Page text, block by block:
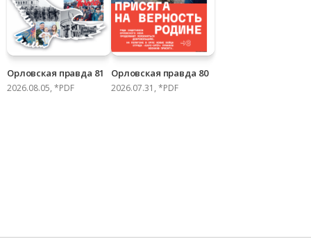
Орловская правда 81
2026.08.05, *PDF
Орловская правда 80
2026.07.31, *PDF